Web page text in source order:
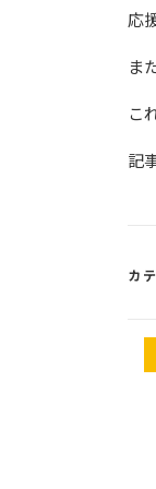
応
ま
こ
記
カ